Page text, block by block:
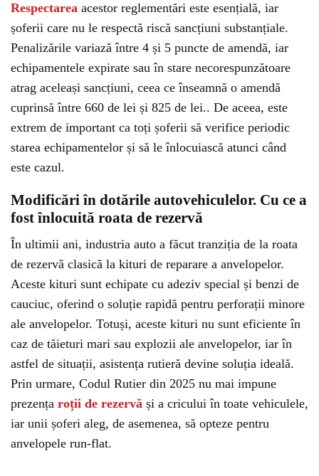
Respectarea acestor reglementări este esențială, iar
șoferii care nu le respectă riscă sancțiuni substanțiale.
Penalizările variază între 4 și 5 puncte de amendă, iar
echipamentele expirate sau în stare necorespunzătoare
atrag aceleași sancțiuni, ceea ce înseamnă o amendă
cuprinsă între 660 de lei și 825 de lei.. De aceea, este
extrem de important ca toți șoferii să verifice periodic
starea echipamentelor și să le înlocuiască atunci când
este cazul.
Modificări în dotările autovehiculelor. Cu ce a
fost înlocuită roata de rezervă
În ultimii ani, industria auto a făcut tranziția de la roata
de rezervă clasică la kituri de reparare a anvelopelor.
Aceste kituri sunt echipate cu adeziv special și benzi de
cauciuc, oferind o soluție rapidă pentru perforații minore
ale anvelopelor. Totuși, aceste kituri nu sunt eficiente în
caz de tăieturi mari sau explozii ale anvelopelor, iar în
astfel de situații, asistența rutieră devine soluția ideală.
Prin urmare, Codul Rutier din 2025 nu mai impune
prezența roții de rezervă și a cricului în toate vehiculele,
iar unii șoferi aleg, de asemenea, să opteze pentru
anvelopele run-flat.